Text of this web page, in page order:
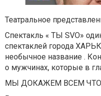
Театральное
Спектакль « ТЫ SVO»
спектаклей города
необычное название .
о мужчинах, которые в
МЫ ДОКАЖЕМ ВСЕМ ЧТО